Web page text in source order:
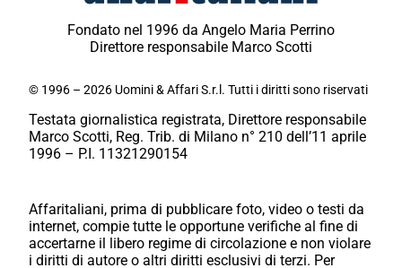
Fondato nel 1996 da Angelo Maria Perrino
Direttore responsabile Marco Scotti
© 1996 – 2026 Uomini & Affari S.r.l. Tutti i diritti sono riservati
Testata giornalistica registrata, Direttore responsabile
Marco Scotti, Reg. Trib. di Milano n° 210 dell’11 aprile
1996 – P.I. 11321290154
Affaritaliani, prima di pubblicare foto, video o testi da
internet, compie tutte le opportune verifiche al fine di
accertarne il libero regime di circolazione e non violare
i diritti di autore o altri diritti esclusivi di terzi. Per